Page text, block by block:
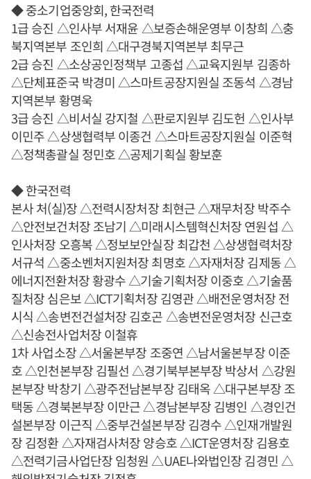
◆ 중소기업중앙회, 한국전력
1급 승진 △인사부 서재윤 △보증손해운영부 이창희 △충
북지역본부 조인희 △대구경북지역본부 최무근
2급 승진 △소상공인정책부 고종섭 △교육지원부 김종하
△단체표준국 박경미 △스마트공장지원실 조동석 △경남
지역본부 황명욱
3급 승진 △비서실 강지철 △판로지원부 김도헌 △인사부
이민주 △상생협력부 이종건 △스마트공장지원실 이준혁
△정책총괄실 정민호 △공제기획실 황보훈
◆ 한국전력
본사 처(실)장 △전력시장처장 최현근 △재무처장 박주수
△안전보건처장 조남기 △미래시스템혁신처장 연원섭 △
인사처장 오흥복 △정보보안실장 최갑천 △상생협력처장
서규석 △중소벤처지원처장 최명호 △자재처장 김제동 △
에너지전환처장 황광수 △기술기획처장 이중호 △기술품
질처장 심은보 △ICT기획처장 김영관 △배전운영처장 전
시식 △송변전건설처장 김호곤 △송변전운영처장 신근호
△신송전사업처장 이철휴
1차 사업소장 △서울본부장 조중연 △남서울본부장 이준
호 △인천본부장 김필선 △경기북부본부장 박상서 △강원
본부장 박창기 △광주전남본부장 김태옥 △대구본부장 조
택동 △경북본부장 이만근 △경남본부장 김병인 △경인건
설본부장 이근직 △중부건설본부장 김경수 △인재개발원
장 김정환 △자재검사처장 양승호 △ICT운영처장 김용호
△전력기금사업단장 임청원 △UAE나와법인장 김경민 △